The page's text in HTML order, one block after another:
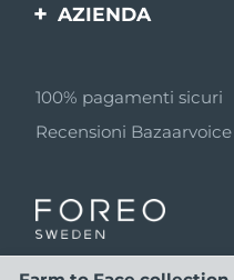
batteria
prodotto
AZIENDA
Affiliazione
Notizie di affiliazione
Rivenditori
Termini di Utilizzo
100% pagamenti sicuri
Recensioni Bazaarvoice